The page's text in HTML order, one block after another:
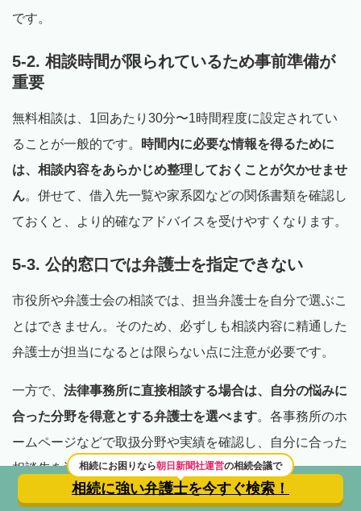
です。
5-2. 相談時間が限られているため事前準備が
重要
無料相談は、1回あたり30分〜1時間程度に設定されてい
ることが一般的です。
時間内に必要な情報を得るために
は、相談内容をあらかじめ整理しておくことが欠かせませ
ん。併せて、借入先一覧や家系図などの関係書類を確認し
ておくと、より的確なアドバイスを受けやすくなります。
5-3. 公的窓口では弁護士を指定できない
市役所や弁護士会の相談では、担当弁護士を自分で選ぶこ
とはできません。そのため、必ずしも相談内容に精通した
弁護士が担当になるとは限らない点に注意が必要です。
一方で、 法律事務所に直接相談する場合は、自分の悩みに
合った分野を得意とする弁護士を選べます。各事務所のホ
ームページなどで取扱分野や実績を確認し、自分に合った
相談先を選ぶことが大切です。
相続にお困りなら朝日新聞社運営の相続会議で
相続に強い弁護士を今すぐ検索！